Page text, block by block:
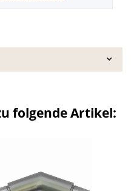
folgende Artikel: